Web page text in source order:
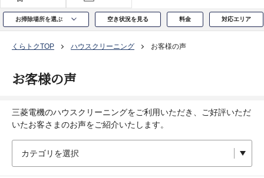
お掃除場所を選ぶ 空き状況を見る 料金 対応エリア
くらトクTOP ハウスクリーニング お客様の声
お客様の声
三菱電機のハウスクリーニングをご利用いただき、ご好評いただ
いたお客さまのお声をご紹介いたします。